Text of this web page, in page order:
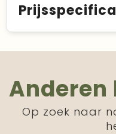
Anderen
Op zoek naar